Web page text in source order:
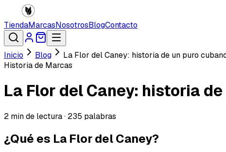
TiendaMarcasNosotrosBlogContacto
Inicio Blog
La Flor del Caney: historia de un puro
Historia de Marcas
La Flor del Caney: historia
2 min de lectura · 235 palabras
¿Qué es La Flor del Caney?